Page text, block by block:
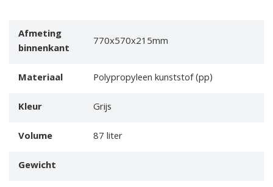
Afmeting
binnenkant
770x570x215mm
Materiaal
Polypropyleen kunststof (pp)
Kleur
Grijs
Volume
87 liter
Gewicht